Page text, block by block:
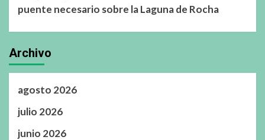
puente necesario sobre la Laguna de Rocha
Archivo
agosto 2026
julio 2026
junio 2026